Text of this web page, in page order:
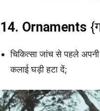
14. Ornaments
चिकित्सा जांच से पहले
कलाई घड़ी हटा दें;